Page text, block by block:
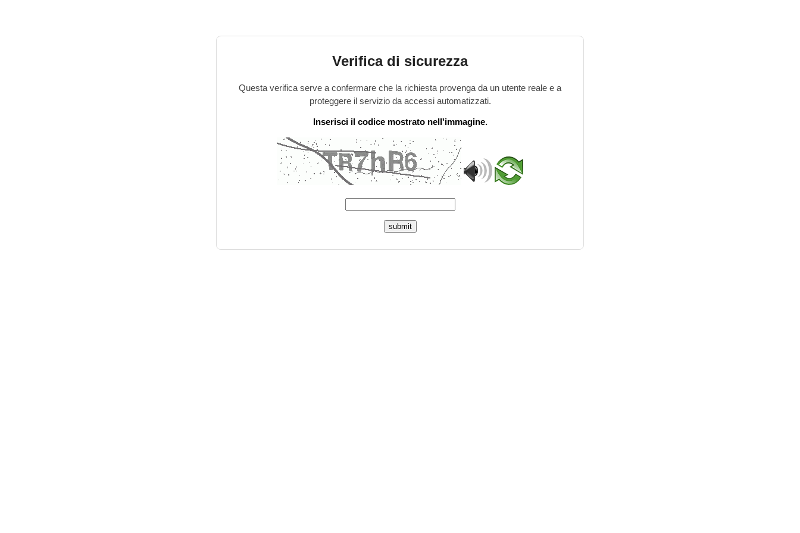
Verifica di sicurezza
Questa verifica serve a confermare che la richiesta provenga da un utente reale e a
proteggere il servizio da accessi automatizzati.
Inserisci il codice mostrato nell'immagine.
submit